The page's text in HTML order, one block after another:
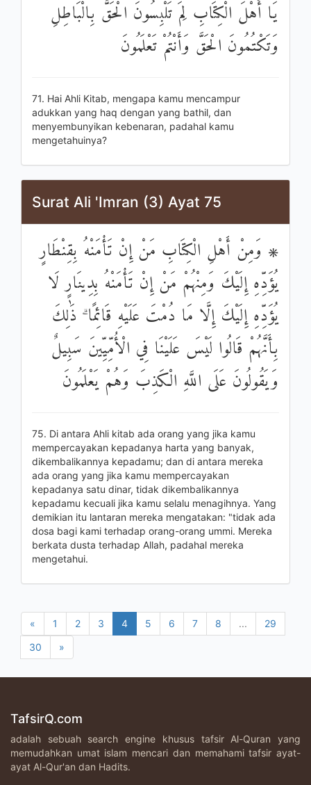
يَا أَهْلَ الْكِتَابِ لِمَ تَلْبِسُونَ الْحَقَّ بِالْبَاطِلِ
وَتَكْتُمُونَ الْحَقَّ وَأَنْتُمْ تَعْلَمُونَ
71. Hai Ahli Kitab, mengapa kamu mencampur
adukkan yang haq dengan yang bathil, dan
menyembunyikan kebenaran, padahal kamu
mengetahuinya?
Surat Ali 'Imran (3) Ayat 75
۞ وَمِنْ أَهْلِ الْكِتَابِ مَنْ إِنْ تَأْمَنْهُ بِقِنْطَارٍ
يُؤَدِّهِ إِلَيْكَ وَمِنْهُمْ مَنْ إِنْ تَأْمَنْهُ بِدِينَارٍ لَا
يُؤَدِّهِ إِلَيْكَ إِلَّا مَا دُمْتَ عَلَيْهِ قَائِمًا ۗ ذَٰلِكَ
بِأَنَّهُمْ قَالُوا لَيْسَ عَلَيْنَا فِي الْأُمِّيِّينَ سَبِيلٌ
وَيَقُولُونَ عَلَى اللَّهِ الْكَذِبَ وَهُمْ يَعْلَمُونَ
75. Di antara Ahli kitab ada orang yang jika kamu
mempercayakan kepadanya harta yang banyak,
dikembalikannya kepadamu; dan di antara mereka
ada orang yang jika kamu mempercayakan
kepadanya satu dinar, tidak dikembalikannya
kepadamu kecuali jika kamu selalu menagihnya. Yang
demikian itu lantaran mereka mengatakan: "tidak ada
dosa bagi kami terhadap orang-orang ummi. Mereka
berkata dusta terhadap Allah, padahal mereka
mengetahui.
« 1 2 3 4 5 6 7 8 ...
29
30
»
TafsirQ.com
adalah sebuah search engine khusus tafsir Al-Quran yang
memudahkan umat islam mencari dan memahami tafsir ayat-
ayat Al-Qur'an dan Hadits.